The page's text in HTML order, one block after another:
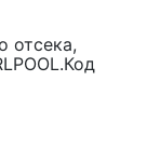
отсека,